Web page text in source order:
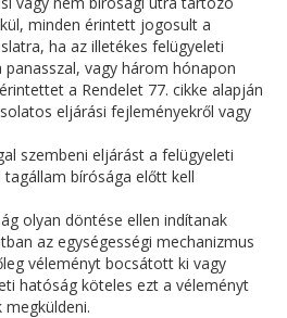
minden érintett jogosult a
ha az illetékes felügyeleti
vagy három hónapon
a Rendelet 77. cikke alapján
eljárási fejleményekről vagy
szembeni eljárást a felügyeleti
bírósága előtt kell
olyan döntése ellen indítanak
az egységességi mechanizmus
véleményt bocsátott ki vagy
hatóság köteles ezt a véleményt